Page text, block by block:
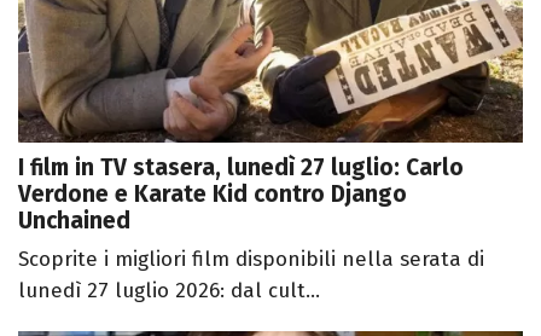
I film in TV stasera, lunedì 27 luglio: Carlo
Verdone e Karate Kid contro Django
Unchained
Scoprite i migliori film disponibili nella serata di
lunedì 27 luglio 2026: dal cult...